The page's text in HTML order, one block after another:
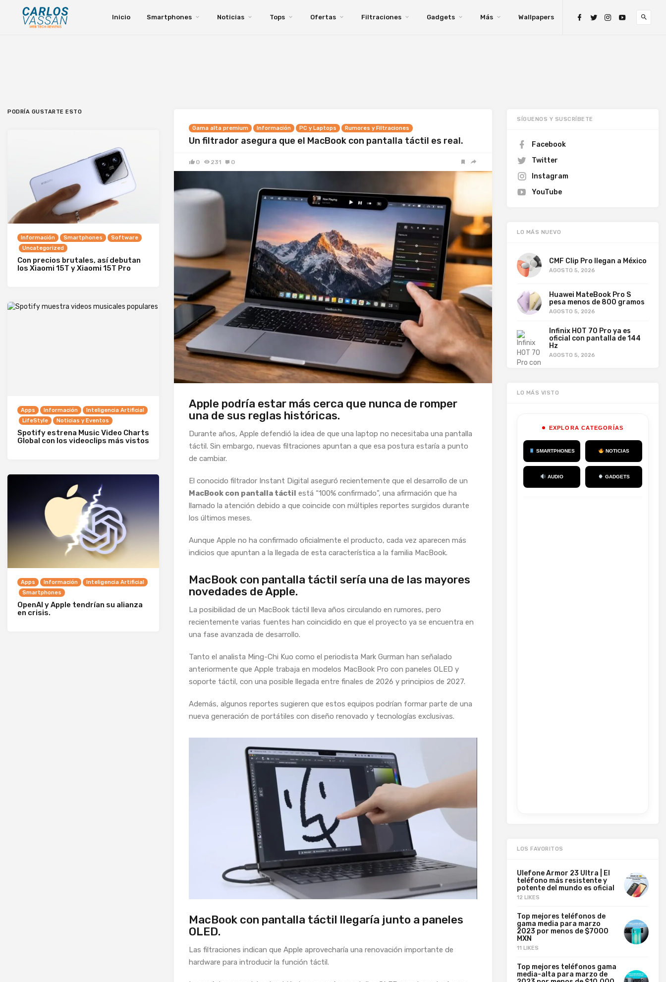
Inicio Smartphones Noticias Tops Ofertas Filtraciones Gadgets Más Wallpapers
Gama alta premium Información PC y Laptops Rumores y Filtraciones
Un filtrador asegura que el MacBook con pantalla táctil es real.
0 231 0
Apple podría estar más cerca que nunca de romper
una de sus reglas históricas.
Durante años, Apple defendió la idea de que una laptop no necesitaba una pantalla
táctil. Sin embargo, nuevas filtraciones apuntan a que esa postura estaría a punto
de cambiar.
El conocido filtrador Instant Digital aseguró recientemente que el desarrollo de un
MacBook con pantalla táctil está “100% confirmado”, una afirmación que ha
llamado la atención debido a que coincide con múltiples reportes surgidos durante
los últimos meses.
Aunque Apple no ha confirmado oficialmente el producto, cada vez aparecen más
indicios que apuntan a la llegada de esta característica a la familia MacBook.
MacBook con pantalla táctil sería una de las mayores
novedades de Apple.
La posibilidad de un MacBook táctil lleva años circulando en rumores, pero
recientemente varias fuentes han coincidido en que el proyecto ya se encuentra en
una fase avanzada de desarrollo.
Tanto el analista Ming-Chi Kuo como el periodista Mark Gurman han señalado
anteriormente que Apple trabaja en modelos MacBook Pro con paneles OLED y
soporte táctil, con una posible llegada entre finales de 2026 y principios de 2027.
Además, algunos reportes sugieren que estos equipos podrían formar parte de una
nueva generación de portátiles con diseño renovado y tecnologías exclusivas.
MacBook con pantalla táctil llegaría junto a paneles
OLED.
Las filtraciones indican que Apple aprovecharía una renovación importante de
hardware para introducir la función táctil.
PODRÍA GUSTARTE ESTO
Información Smartphones
Software
Uncategorized
Con precios brutales, así debutan
los Xiaomi 15T y Xiaomi 15T Pro
Apps Información
Inteligencia Artificial
LifeStyle
Noticias y Eventos
Spotify estrena Music Video Charts
Global con los videoclips más vistos
Apps Información
Inteligencia Artificial
Smartphones
OpenAI y Apple tendrían su alianza
en crisis.
SÍGUENOS Y SUSCRÍBETE
Facebook
Twitter
Instagram
YouTube
LO MÁS NUEVO
CMF Clip Pro llegan a México
AGOSTO 5, 2026
Huawei MateBook Pro S
pesa menos de 800 gramos
AGOSTO 5, 2026
Infinix HOT 70 Pro ya es
oficial con pantalla de 144
Hz
AGOSTO 5, 2026
LO MÁS VISTO
EXPLORA CATEGORÍAS
SMARTPHONES NOTICIAS
AUDIO GADGETS
LOS FAVORITOS
Ulefone Armor 23 Ultra | El
teléfono más resistente y
potente del mundo es oficial
12 LIKES
Top mejores teléfonos de
gama media para marzo
2023 por menos de $7000
MXN
11 LIKES
Top mejores teléfonos gama
media-alta para marzo de